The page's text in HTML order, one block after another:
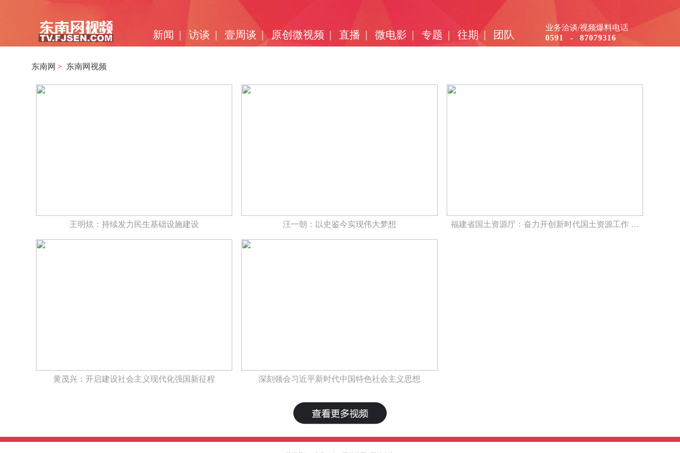
新闻 | 访谈 | 壹周谈 | 原创微视频 | 直播 | 微电影 | 专题 | 往期 | 团队
业务洽谈/视频爆料电话
0591 - 87079316
东南网 > 东南网视频
王明炫：持续发力民生基础设施建设 汪一朝：以史鉴今实现伟大梦想 福建省国土资源厅：奋力开创新时代国土资源工作 …
黄茂兴：开启建设社会主义现代化强国新征程 深刻领会习近平新时代中国特色社会主义思想